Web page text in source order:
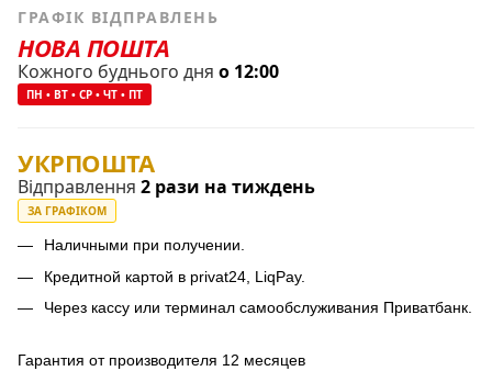
ГРАФІК ВІДПРАВЛЕНЬ
НОВА ПОШТА
Кожного буднього дня о 12:00
ПН • ВТ • СР • ЧТ • ПТ
УКРПОШТА
Відправлення 2 рази на тиждень
ЗА ГРАФІКОМ
Наличными при получении.
Кредитной картой в privat24, LiqPay.
Через кассу или терминал самообслуживания Приватбанк.
Гарантия от производителя 12 месяцев